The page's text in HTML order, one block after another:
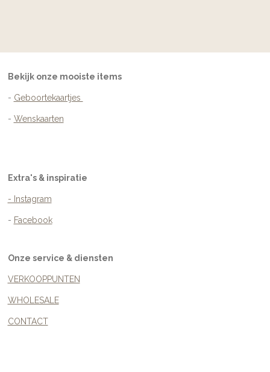
Bekijk onze mooiste items
- Geboortekaartjes
- Wenskaarten
Extra's & inspiratie
- Instagram
- Facebook
Onze service & diensten
VERKOOPPUNTEN
WHOLESALE
CONTACT